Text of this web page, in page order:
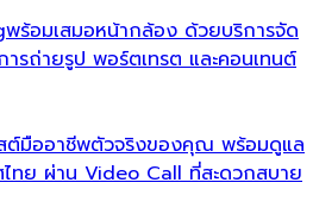
พร้อมเสมอหน้ากล้อง ด้วยบริการจัด
รถ่ายรูป พอร์ตเทรต และคอนเทนต์
ต์มืออาชีพตัวจริงของคุณ พร้อมดูแล
ไทย ผ่าน Video Call ที่สะดวกสบาย